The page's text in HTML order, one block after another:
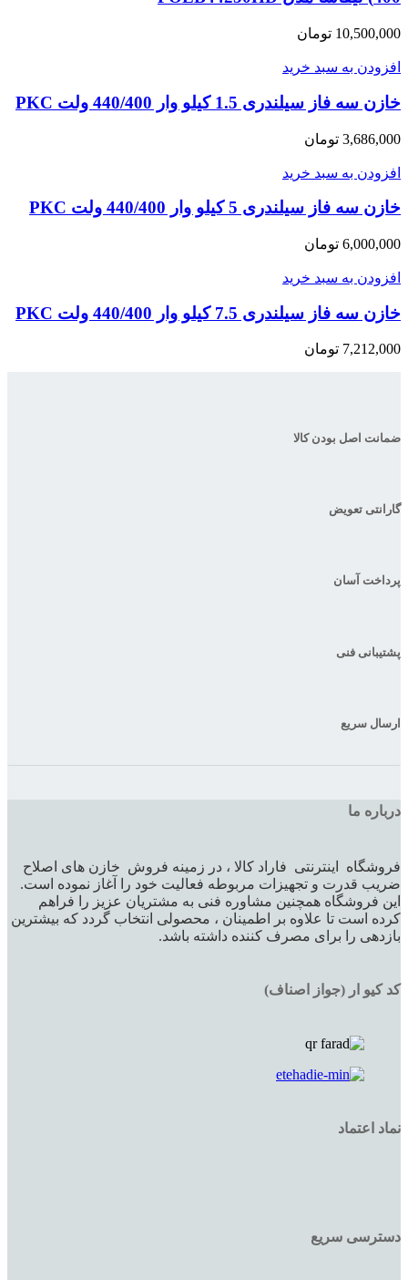
10,500,000 تومان
افزودن به سبد خرید
خازن سه فاز سیلندری 1.5 کیلو وار 440/400 ولت PKC
3,686,000 تومان
افزودن به سبد خرید
خازن سه فاز سیلندری 5 کیلو وار 440/400 ولت PKC
6,000,000 تومان
افزودن به سبد خرید
خازن سه فاز سیلندری 7.5 کیلو وار 440/400 ولت PKC
7,212,000 تومان
ضمانت اصل بودن کالا
گارانتی تعویض
پرداخت آسان
پشتیبانی فنی
ارسال سریع
درباره ما
فروشگاه اینترنتی فاراد کالا ، در زمینه فروش خازن های اصلاح
ضریب قدرت و تجهیزات مربوطه فعالیت خود را آغاز نموده است.
این فروشگاه همچنین مشاوره فنی به مشتریان عزیز را فراهم
کرده است تا علاوه بر اطمینان ، محصولی انتخاب گردد که بیشترین
بازدهی را برای مصرف کننده داشته باشد.
کد کیو ار (جواز اصناف)
نماد اعتماد
دسترسی سریع